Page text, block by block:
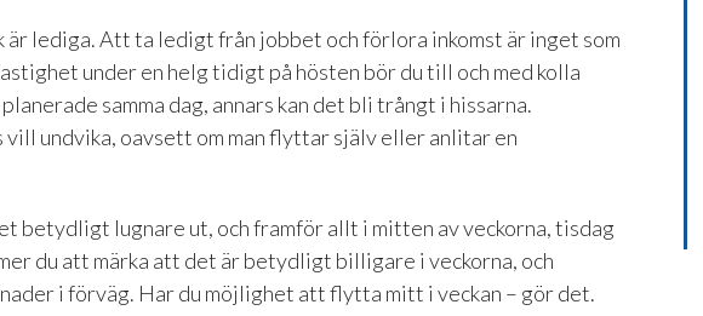
lediga. Att ta ledigt från jobbet och förlora inkomst är inget som
under en helg tidigt på hösten bör du till och med kolla
samma dag, annars kan det bli trångt i hissarna.
undvika, oavsett om man flyttar själv eller anlitar en
betydligt lugnare ut, och framför allt i mitten av veckorna, tisdag
du att märka att det är betydligt billigare i veckorna, och
i förväg. Har du möjlighet att flytta mitt i veckan – gör det.